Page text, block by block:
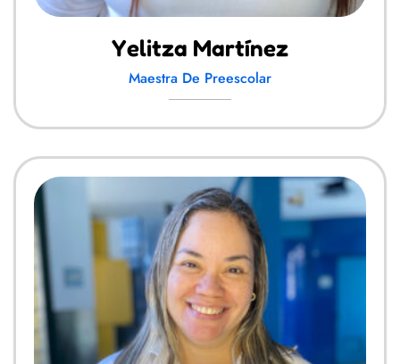
Yelitza Martínez
Maestra De Preescolar